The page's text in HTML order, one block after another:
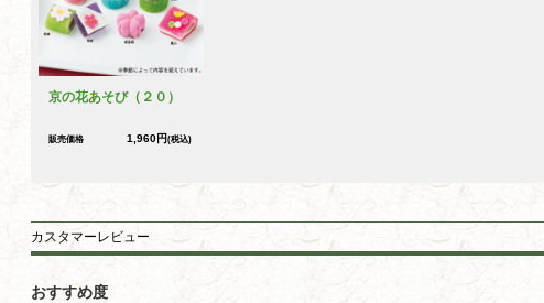
京の花あそび（２０）
販売価格 1,960円(税込)
カスタマーレビュー
おすすめ度